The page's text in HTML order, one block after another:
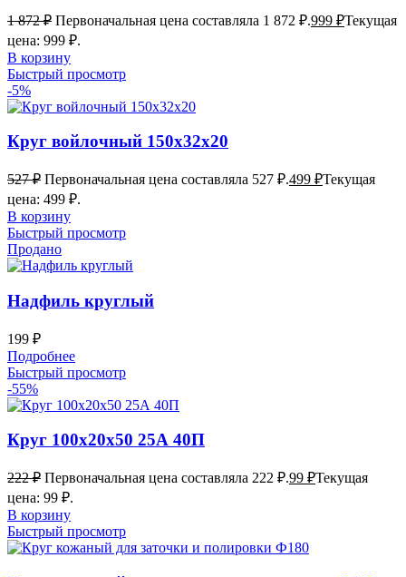
1 872₽ Первоначальная цена составляла 1 872 ₽.999 ₽Текущая
цена: 999 ₽.
В корзину
Быстрый просмотр
-5%
Круг войлочный 150х32х20
527₽ Первоначальная цена составляла 527 ₽.499 ₽Текущая
цена: 499 ₽.
В корзину
Быстрый просмотр
Продано
Надфиль круглый
199 ₽
Подробнее
Быстрый просмотр
-55%
Круг 100х20х50 25А 40П
222₽ Первоначальная цена составляла 222 ₽.99 ₽Текущая
цена: 99 ₽.
В корзину
Быстрый просмотр